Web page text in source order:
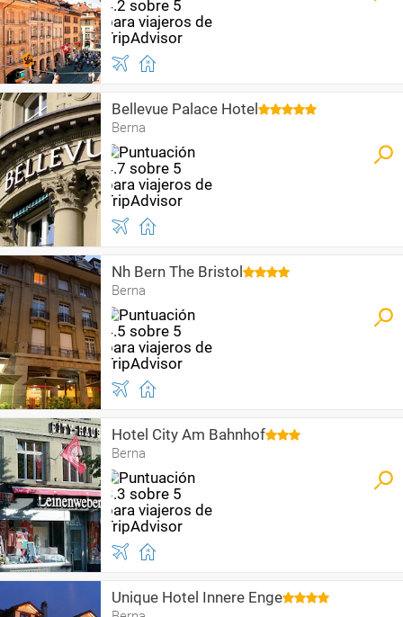
Bellevue Palace Hotel
Berna
Nh Bern The Bristol
Berna
Hotel City Am Bahnhof
Berna
Unique Hotel Innere Enge